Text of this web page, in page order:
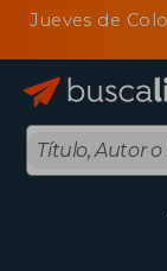
Jueves de